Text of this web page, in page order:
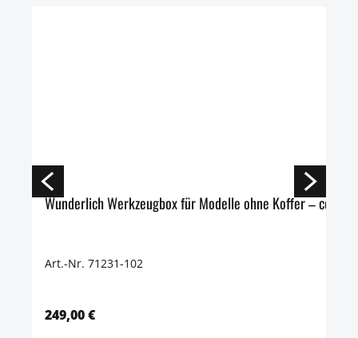
Wunderlich Werkzeugbox für Modelle ohne Koffer –
Art.-Nr. 71231-102
249,00 €